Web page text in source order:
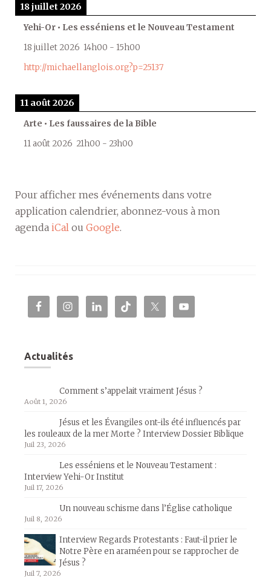
18 juillet 2026
Yehi-Or • Les esséniens et le Nouveau Testament
18 juillet 2026 14h00 - 15h00
http://michaellanglois.org?p=25137
11 août 2026
Arte • Les faussaires de la Bible
11 août 2026 21h00 - 23h00
Pour afficher mes événements dans votre
application calendrier, abonnez-vous à mon
agenda iCal ou Google.
Actualités
Comment s’appelait vraiment Jésus ?
Août 1, 2026
Jésus et les Évangiles ont-ils été influencés par
les rouleaux de la mer Morte ? Interview Dossier Biblique
Juil 23, 2026
Les esséniens et le Nouveau Testament :
Interview Yehi-Or Institut
Juil 17, 2026
Un nouveau schisme dans l’Église catholique
Juil 8, 2026
Interview Regards Protestants : Faut-il prier le
Notre Père en araméen pour se rapprocher de
Jésus ?
Juil 7, 2026